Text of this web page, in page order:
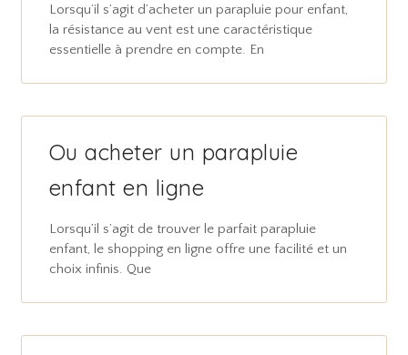
Lorsqu’il s’agit d’acheter un parapluie pour enfant,
la résistance au vent est une caractéristique
essentielle à prendre en compte. En
Ou acheter un parapluie
enfant en ligne
Lorsqu’il s’agit de trouver le parfait parapluie
enfant, le shopping en ligne offre une facilité et un
choix infinis. Que